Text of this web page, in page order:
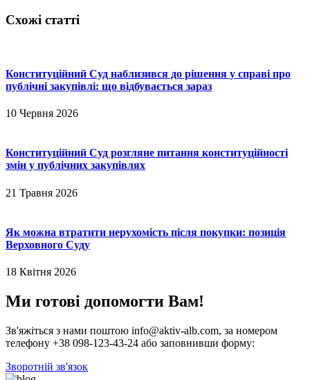
Схожі статті
Конституційний Суд наблизився до рішення у справі про
публічні закупівлі: що відбувається зараз
10 Червня 2026
Конституційний Суд розгляне питання конституційності
змін у публічних закупівлях
21 Травня 2026
Як можна втратити нерухомість після покупки: позиція
Верховного Суду
18 Квітня 2026
Ми готові допомогти Вам!
Зв'яжіться з нами поштою info@aktiv-alb.com, за номером
телефону +38 098-123-43-24 або заповнивши форму:
Зворотній зв'язок